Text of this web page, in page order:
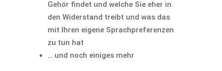
Gehör findet und welche Sie eher in
den Wider­stand treibt und was das
mit Ihren eigene Sprach­p­re­fe­renzen
zu tun hat
… und noch einiges mehr